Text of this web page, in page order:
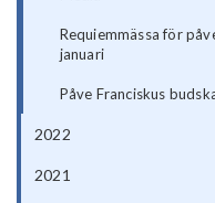
Requiemmässa för
januari
Påve Franciskus
2022
2021